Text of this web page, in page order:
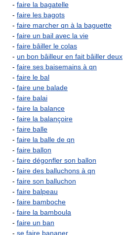
- faire la bagatelle
- faire les bagots
- faire marcher qn à la baguette
- faire un bail avec la vie
- faire bâiller le colas
- un bon bâilleur en fait bâiller deux
- faire ses baisemains à qn
- faire le bal
- faire une balade
- faire balai
- faire la balance
- faire la balançoire
- faire balle
- faire la balle de qn
- faire ballon
- faire dégonfler son ballon
- faire des balluchons à qn
- faire son balluchon
- faire balpeau
- faire bamboche
- faire la bamboula
- faire un ban
- se faire bananer